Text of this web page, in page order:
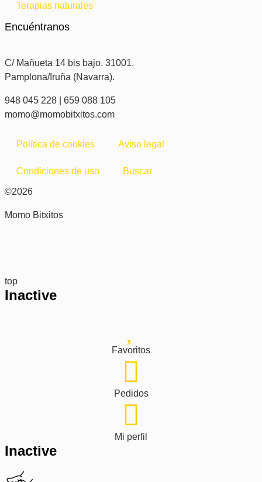
Terapias naturales
Encuéntranos
C/ Mañueta 14 bis bajo. 31001.
Pamplona/Iruña (Navarra).
948 045 228 | 659 088 105
momo@momobitxitos.com
Política de cookies Aviso legal
Condiciones de uso Buscar
©2026
Momo Bitxitos
top
Inactive
Favoritos
Pedidos
Mi perfil
Inactive